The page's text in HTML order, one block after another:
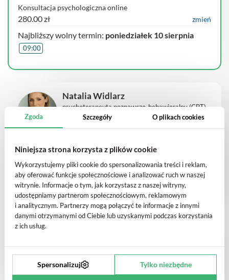
Konsultacja psychologiczna online
280.00 zł zmień
Najbliższy wolny termin: poniedziałek 10 sierpnia
09:00
Natalia Widlarz
psychoterapeuta poznawczo-behawioralny (CBT)
Konsultacja diagnostyczna u certyfikowanego
psychoterapeuty poznawczo-behawioralnego dla dorosłych
on-line
240.00 zł zmień
Najbliższy wolny termin: poniedziałek 10 sierpnia
09:00
Zgoda Szczegóły O plikach cookies
Niniejsza strona korzysta z plików cookie
Wykorzystujemy pliki cookie do spersonalizowania treści i reklam,
aby oferować funkcje społecznościowe i analizować ruch w naszej
witrynie. Informacje o tym, jak korzystasz z naszej witryny,
udostępniamy partnerom społecznościowym, reklamowym
i analitycznym. Partnerzy mogą połączyć te informacje z innymi
danymi otrzymanymi od Ciebie lub uzyskanymi podczas korzystania
z ich usług.
Spersonalizuj Tylko niezbędne